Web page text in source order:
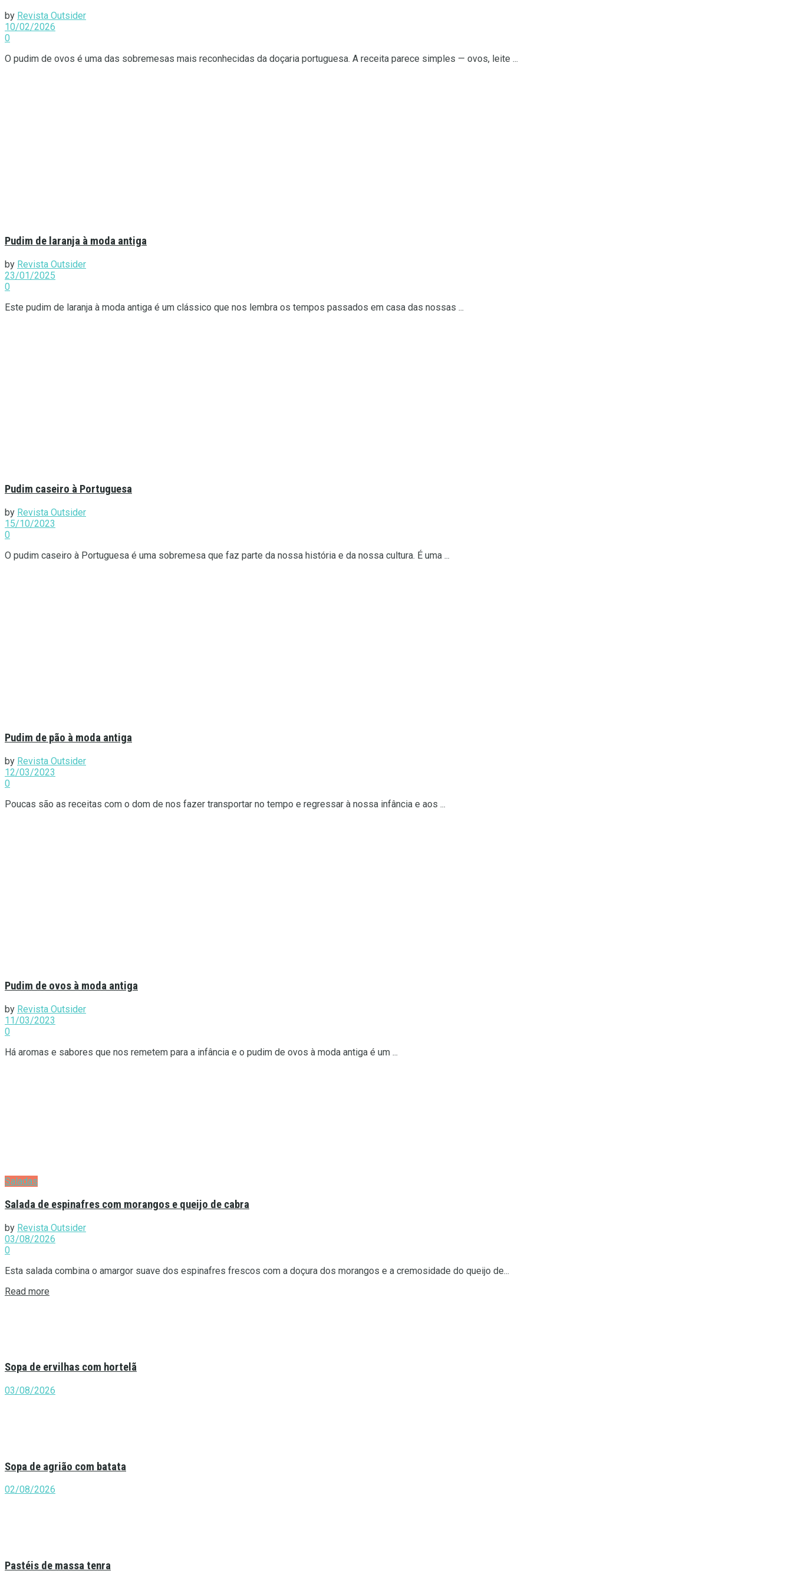
by Revista Outsider
10/02/2026
0
O pudim de ovos é uma das sobremesas mais reconhecidas da doçaria portuguesa. A receita parece simples — ovos, leite ...
Pudim de laranja à moda antiga
by Revista Outsider
23/01/2025
0
Este pudim de laranja à moda antiga é um clássico que nos lembra os tempos passados em casa das nossas ...
Pudim caseiro à Portuguesa
by Revista Outsider
15/10/2023
0
O pudim caseiro à Portuguesa é uma sobremesa que faz parte da nossa história e da nossa cultura. É uma ...
Pudim de pão à moda antiga
by Revista Outsider
12/03/2023
0
Poucas são as receitas com o dom de nos fazer transportar no tempo e regressar à nossa infância e aos ...
Pudim de ovos à moda antiga
by Revista Outsider
11/03/2023
0
Há aromas e sabores que nos remetem para a infância e o pudim de ovos à moda antiga é um ...
Saladas
Salada de espinafres com morangos e queijo de cabra
by Revista Outsider
03/08/2026
0
Esta salada combina o amargor suave dos espinafres frescos com a doçura dos morangos e a cremosidade do queijo de...
Read more
Sopa de ervilhas com hortelã
03/08/2026
Sopa de agrião com batata
02/08/2026
Pastéis de massa tenra